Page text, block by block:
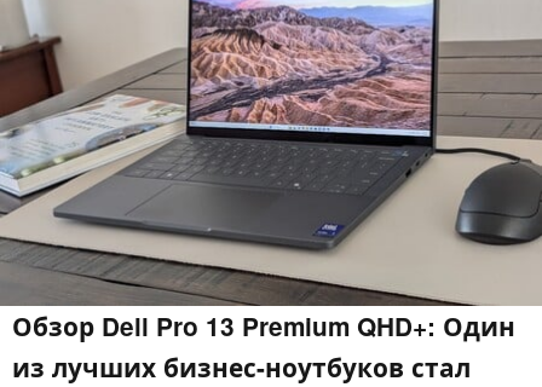
Обзор Dell Pro 13 Premium QHD+: Один
из лучших бизнес-ноутбуков стал